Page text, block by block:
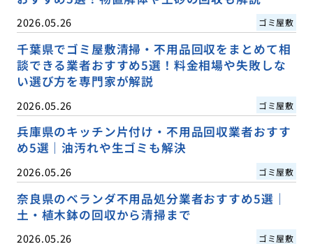
2026.05.26 ゴミ屋敷
千葉県でゴミ屋敷清掃・不用品回収をまとめて相
談できる業者おすすめ5選！料金相場や失敗しな
い選び方を専門家が解説
2026.05.26 ゴミ屋敷
兵庫県のキッチン片付け・不用品回収業者おすす
め5選｜油汚れや生ゴミも解決
2026.05.26 ゴミ屋敷
奈良県のベランダ不用品処分業者おすすめ5選｜
土・植木鉢の回収から清掃まで
2026.05.26 ゴミ屋敷